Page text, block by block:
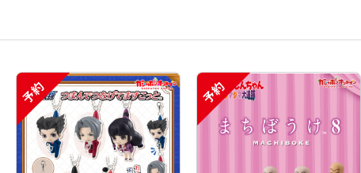
予約 予約